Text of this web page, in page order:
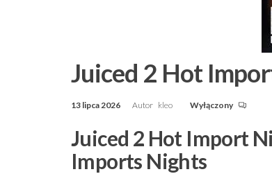
Juiced 2 Hot
13 lipca 2026 Autor kleo Wyłączony
Juiced 2 Hot Import
Imports Nights